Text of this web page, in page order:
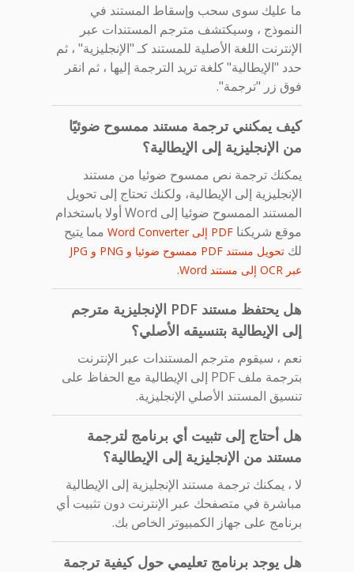
ما عليك سوى سحب وإسقاط المستند في
النموذج ، وسيكتشف مترجم المستندات عبر
الإنترنت اللغة الأصلية للمستند كـ "الإنجليزية" ، ثم
حدد "الإيطالية" كلغة تريد الترجمة إليها ، ثم انقر
فوق زر "ترجمة".
كيف يمكنني ترجمة مستند ممسوح ضوئيًا
من الإنجليزية إلى الإيطالية؟
يمكنك ترجمة نص ممسوح ضوئيا من مستند
الإنجليزية إلى الإيطالية، ولكنك تحتاج إلى تحويل
المستند الممسوح ضوئيا إلى Word أولا باستخدام
موقع شريكنا PDF إلى Word Converter
مما يتيح
لك
تحويل مستند PDF ممسوح ضوئيا و PNG و JPG
عبر OCR إلى مستند Word
.
هل يحتفظ مستند PDF الإنجليزية مترجم
إلى الإيطالية بتنسيقه الأصلي؟
نعم ، سيقوم مترجم المستندات عبر الإنترنت
بترجمة ملف PDF إلى الإيطالية مع الحفاظ على
تنسيق المستند الأصلي الإنجليزية.
هل أحتاج إلى تثبيت أي برنامج لترجمة
مستند من الإنجليزية إلى الإيطالية؟
لا ، يمكنك ترجمة مستند الإنجليزية إلى الإيطالية
مباشرة في متصفحك عبر الإنترنت دون تثبيت أي
برنامج على جهاز الكمبيوتر الخاص بك.
هل يوجد برنامج تعليمي حول كيفية ترجمة